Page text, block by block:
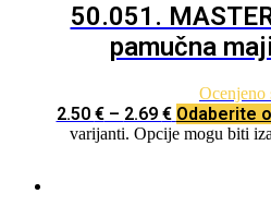
50.051.
pamučna
Ocenjeno
2.50 €– 2.69 € Odaberite
varijanti. Opcije mogu biti